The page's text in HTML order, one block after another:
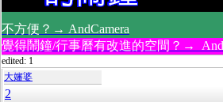
不方便？→ AndCamera
覺得鬧鐘/行事曆有改進的空間？→
edited: 1
大嬸婆
2